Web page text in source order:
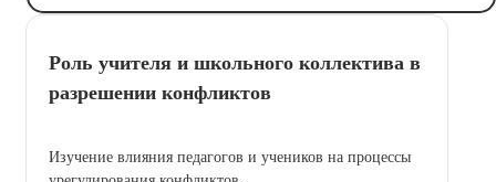
Роль учителя и школьного коллектива в
разрешении конфликтов
Изучение влияния педагогов и учеников на процессы